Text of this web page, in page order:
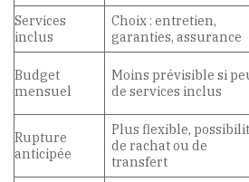
Services
inclus
Choix : entretien,
garanties, assurance
Budget
mensuel
Moins prévisible si
de services inclus
Rupture
anticipée
Plus flexible,
de rachat ou de
transfert